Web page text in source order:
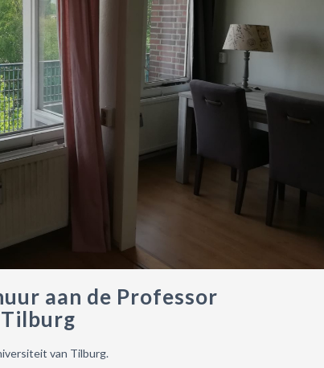
aan de Professor
van Tilburg.